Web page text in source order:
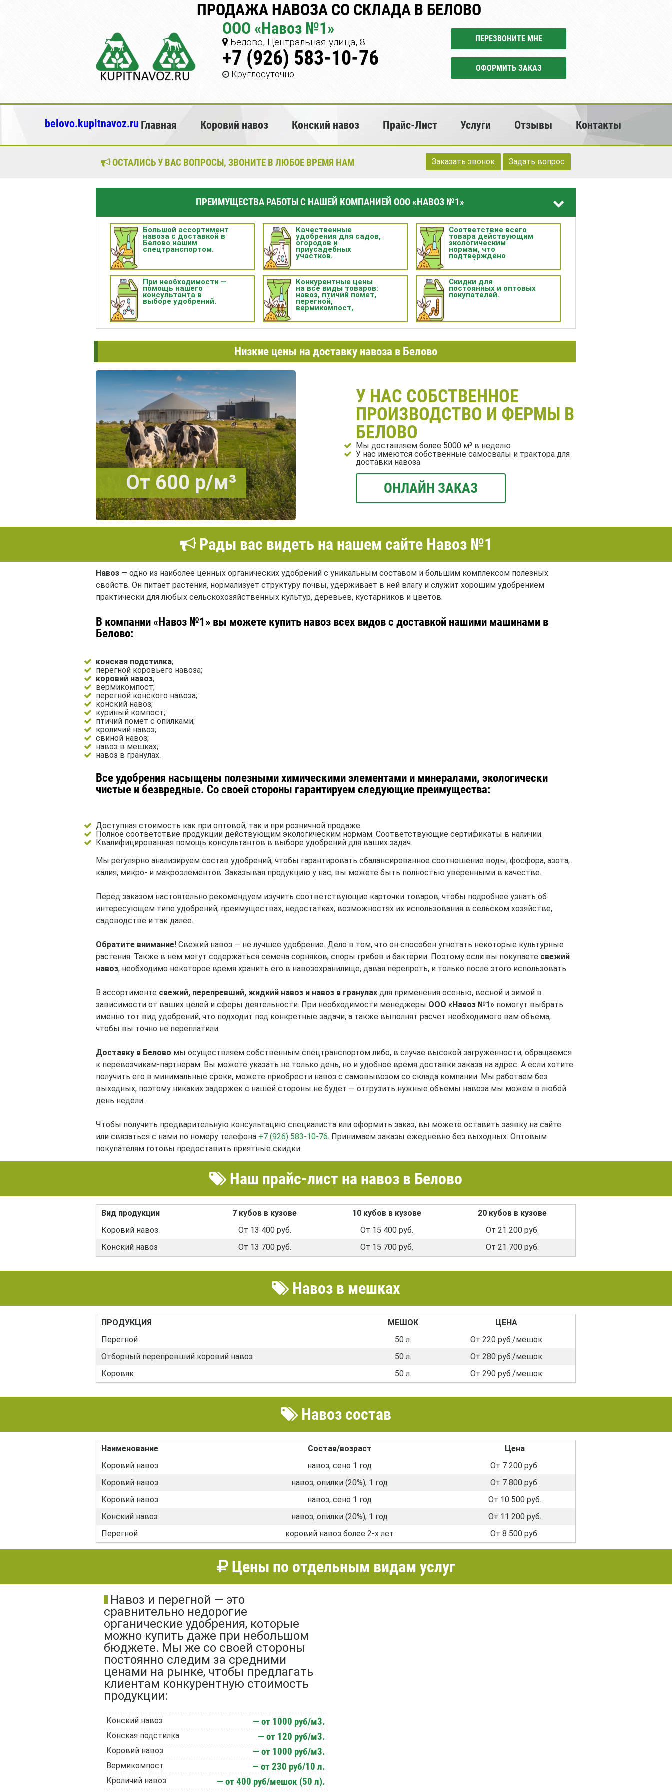
ПРОДАЖА НАВОЗА СО СКЛАДА В БЕЛОВО
ООО «Навоз №1»
Белово, Центральная улица, 8
+7 (926) 583-10-76
Круглосуточно
ПЕРЕЗВОНИТЕ МНЕ
ОФОРМИТЬ ЗАКАЗ
belovo.kupitnavoz.ru Главная Коровий навоз Конский навоз Прайс-Лист Услуги Отзывы Контакты
ОСТАЛИСЬ У ВАС ВОПРОСЫ, ЗВОНИТЕ В ЛЮБОЕ ВРЕМЯ НАМ Заказать звонок Задать вопрос
ПРЕИМУЩЕСТВА РАБОТЫ С НАШЕЙ КОМПАНИЕЙ ООО «НАВОЗ №1»
Большой ассортимент
навоза с доставкой в
Белово нашим
спецтранспортом.
Качественные
удобрения для садов,
огородов и
приусадебных
участков.
Соответствие всего
товара действующим
экологическим
нормам, что
подтверждено
сертификатами.
При необходимости —
помощь нашего
консультанта в
выборе удобрений.
Конкурентные цены
на все виды товаров:
навоз, птичий помет,
перегной,
вермикомпост,
прочее.
Скидки для
постоянных и оптовых
покупателей.
Низкие цены на доставку навоза в Белово
От 600 р/м³
У НАС СОБСТВЕННОЕ
ПРОИЗВОДСТВО И ФЕРМЫ В
БЕЛОВО
Мы доставляем более 5000 м³ в неделю
У нас имеются собственные самосвалы и трактора для
доставки навоза
ОНЛАЙН ЗАКАЗ
Рады вас видеть на нашем сайте Навоз №1
Навоз — одно из наиболее ценных органических удобрений с уникальным составом и большим комплексом полезных
свойств. Он питает растения, нормализует структуру почвы, удерживает в ней влагу и служит хорошим удобрением
практически для любых сельскохозяйственных культур, деревьев, кустарников и цветов.
В компании «Навоз №1» вы можете купить навоз всех видов с доставкой нашими машинами в
Белово:
конская подстилка;
перегной коровьего навоза;
коровий навоз;
вермикомпост;
перегной конского навоза;
конский навоз;
куриный компост;
птичий помет с опилками;
кроличий навоз;
свиной навоз;
навоз в мешках;
навоз в гранулах.
Все удобрения насыщены полезными химическими элементами и минералами, экологически
чистые и безвредные. Со своей стороны гарантируем следующие преимущества:
Доступная стоимость как при оптовой, так и при розничной продаже.
Полное соответствие продукции действующим экологическим нормам. Соответствующие сертификаты в наличии.
Квалифицированная помощь консультантов в выборе удобрений для ваших задач.
Мы регулярно анализируем состав удобрений, чтобы гарантировать сбалансированное соотношение воды, фосфора, азота,
калия, микро- и макроэлементов. Заказывая продукцию у нас, вы можете быть полностью уверенными в качестве.
Перед заказом настоятельно рекомендуем изучить соответствующие карточки товаров, чтобы подробнее узнать об
интересующем типе удобрений, преимуществах, недостатках, возможностях их использования в сельском хозяйстве,
садоводстве и так далее.
Обратите внимание! Свежий навоз — не лучшее удобрение. Дело в том, что он способен угнетать некоторые культурные
растения. Также в нем могут содержаться семена сорняков, споры грибов и бактерии. Поэтому если вы покупаете свежий
навоз, необходимо некоторое время хранить его в навозохранилище, давая перепреть, и только после этого использовать.
В ассортименте свежий, перепревший, жидкий навоз и навоз в гранулах для применения осенью, весной и зимой в
зависимости от ваших целей и сферы деятельности. При необходимости менеджеры ООО «Навоз №1» помогут выбрать
именно тот вид удобрений, что подходит под конкретные задачи, а также выполнят расчет необходимого вам объема,
чтобы вы точно не переплатили.
Доставку в Белово мы осуществляем собственным спецтранспортом либо, в случае высокой загруженности, обращаемся
к перевозчикам-партнерам. Вы можете указать не только день, но и удобное время доставки заказа на адрес. А если хотите
получить его в минимальные сроки, можете приобрести навоз с самовывозом со склада компании. Мы работаем без
выходных, поэтому никаких задержек с нашей стороны не будет — отгрузить нужные объемы навоза мы можем в любой
день недели.
Чтобы получить предварительную консультацию специалиста или оформить заказ, вы можете оставить заявку на сайте
или связаться с нами по номеру телефона +7 (926) 583-10-76. Принимаем заказы ежедневно без выходных. Оптовым
покупателям готовы предоставить приятные скидки.
Наш прайс-лист на навоз в Белово
Вид продукции 7 кубов в кузове 10 кубов в кузове
20 кубов в кузове
Коровий навоз
От 13 400 руб. От 15 400 руб.
От 21 200 руб.
Конский навоз
От 13 700 руб. От 15 700 руб. От 21 700 руб.
Навоз в мешках
ПРОДУКЦИЯ МЕШОК
ЦЕНА
Перегной
50 л.
От 220 руб./мешок
Отборный перепревший коровий навоз
50 л.
От 280 руб./мешок
Коровяк
50 л. От 290 руб./мешок
Навоз состав
Наименование Состав/возраст
Цена
Коровий навоз
навоз, сено 1 год
От 7 200 руб.
Коровий навоз
навоз, опилки (20%), 1 год
От 7 800 руб.
Коровий навоз
навоз, сено 1 год
От 10 500 руб.
Конский навоз
навоз, опилки (20%), 1 год
От 11 200 руб.
Перегной
коровий навоз более 2-х лет От 8 500 руб.
Цены по отдельным видам услуг
Навоз и перегной — это
сравнительно недорогие
органические удобрения, которые
можно купить даже при небольшом
бюджете. Мы же со своей стороны
постоянно следим за средними
ценами на рынке, чтобы предлагать
клиентам конкурентную стоимость
продукции:
Конский навоз — от 1000 руб/м3.
Конская подстилка — от 120 руб/м3.
Коровий навоз — от 1000 руб/м3.
Вермикомпост — от 230 руб/10 л.
Кроличий навоз — от 400 руб/мешок (50 л).